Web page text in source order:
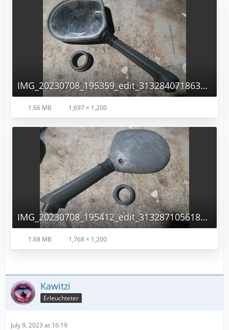
IMG_20230708_195359_edit_3132840718639669.jpg
1.66 MB 1,697 × 1,200
IMG_20230708_195412_edit_3132871056182373.jpg
1.68 MB 1,768 × 1,200
Kawitzi
Erleuchteter
July 9, 2023 at 16:19